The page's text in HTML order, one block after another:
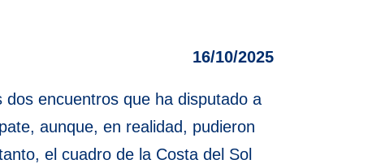
16/10/2025
encuentros que ha disputado a
aunque, en realidad, pudieron
el cuadro de la Costa del Sol